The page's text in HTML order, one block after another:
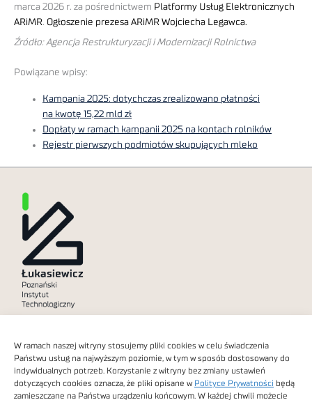
W ramach naszej witryny stosujemy pliki cookies w celu świadczenia
Państwu usług na najwyższym poziomie, w tym w sposób dostosowany do
indywidualnych potrzeb. Korzystanie z witryny bez zmiany ustawień
dotyczących cookies oznacza, że pliki opisane w Polityce Prywatności będą
zamieszczane na Państwa urządzeniu końcowym. W każdej chwili możecie
marca 2026 r. za pośrednictwem Platformy Usług Elektronicznych
ARiMR. Ogłoszenie prezesa ARiMR Wojciecha Legawca.
Źródło: Agencja Restrukturyzacji i Modernizacji Rolnictwa
Powiązane wpisy:
Kampania 2025: dotychczas zrealizowano płatności
na kwotę 15,22 mld zł
Dopłaty w ramach kampanii 2025 na kontach rolników
Rejestr pierwszych podmiotów skupujących mleko
Dostępność cyfrowa